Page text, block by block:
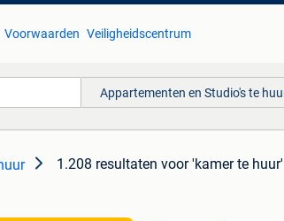
Voorwaarden Veiligheidscentrum
Appartementen en Studio's te
1.208 resultaten voor 'kamer te huur'